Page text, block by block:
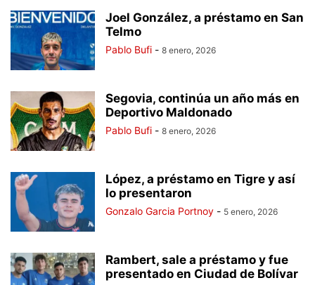
Joel González, a préstamo en San
Telmo
Pablo Bufi - 8 enero, 2026
Segovia, continúa un año más en
Deportivo Maldonado
Pablo Bufi - 8 enero, 2026
López, a préstamo en Tigre y así
lo presentaron
Gonzalo Garcia Portnoy - 5 enero, 2026
Rambert, sale a préstamo y fue
presentado en Ciudad de Bolívar